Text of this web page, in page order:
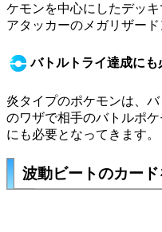
ケモンを中心にしたデッ
アタッカーの メガリザード
バトルトライ達成にも
炎タイプのポケモンは、
のワザで相手のバトルポ
にも必要となってきます。
波動ビートのカー